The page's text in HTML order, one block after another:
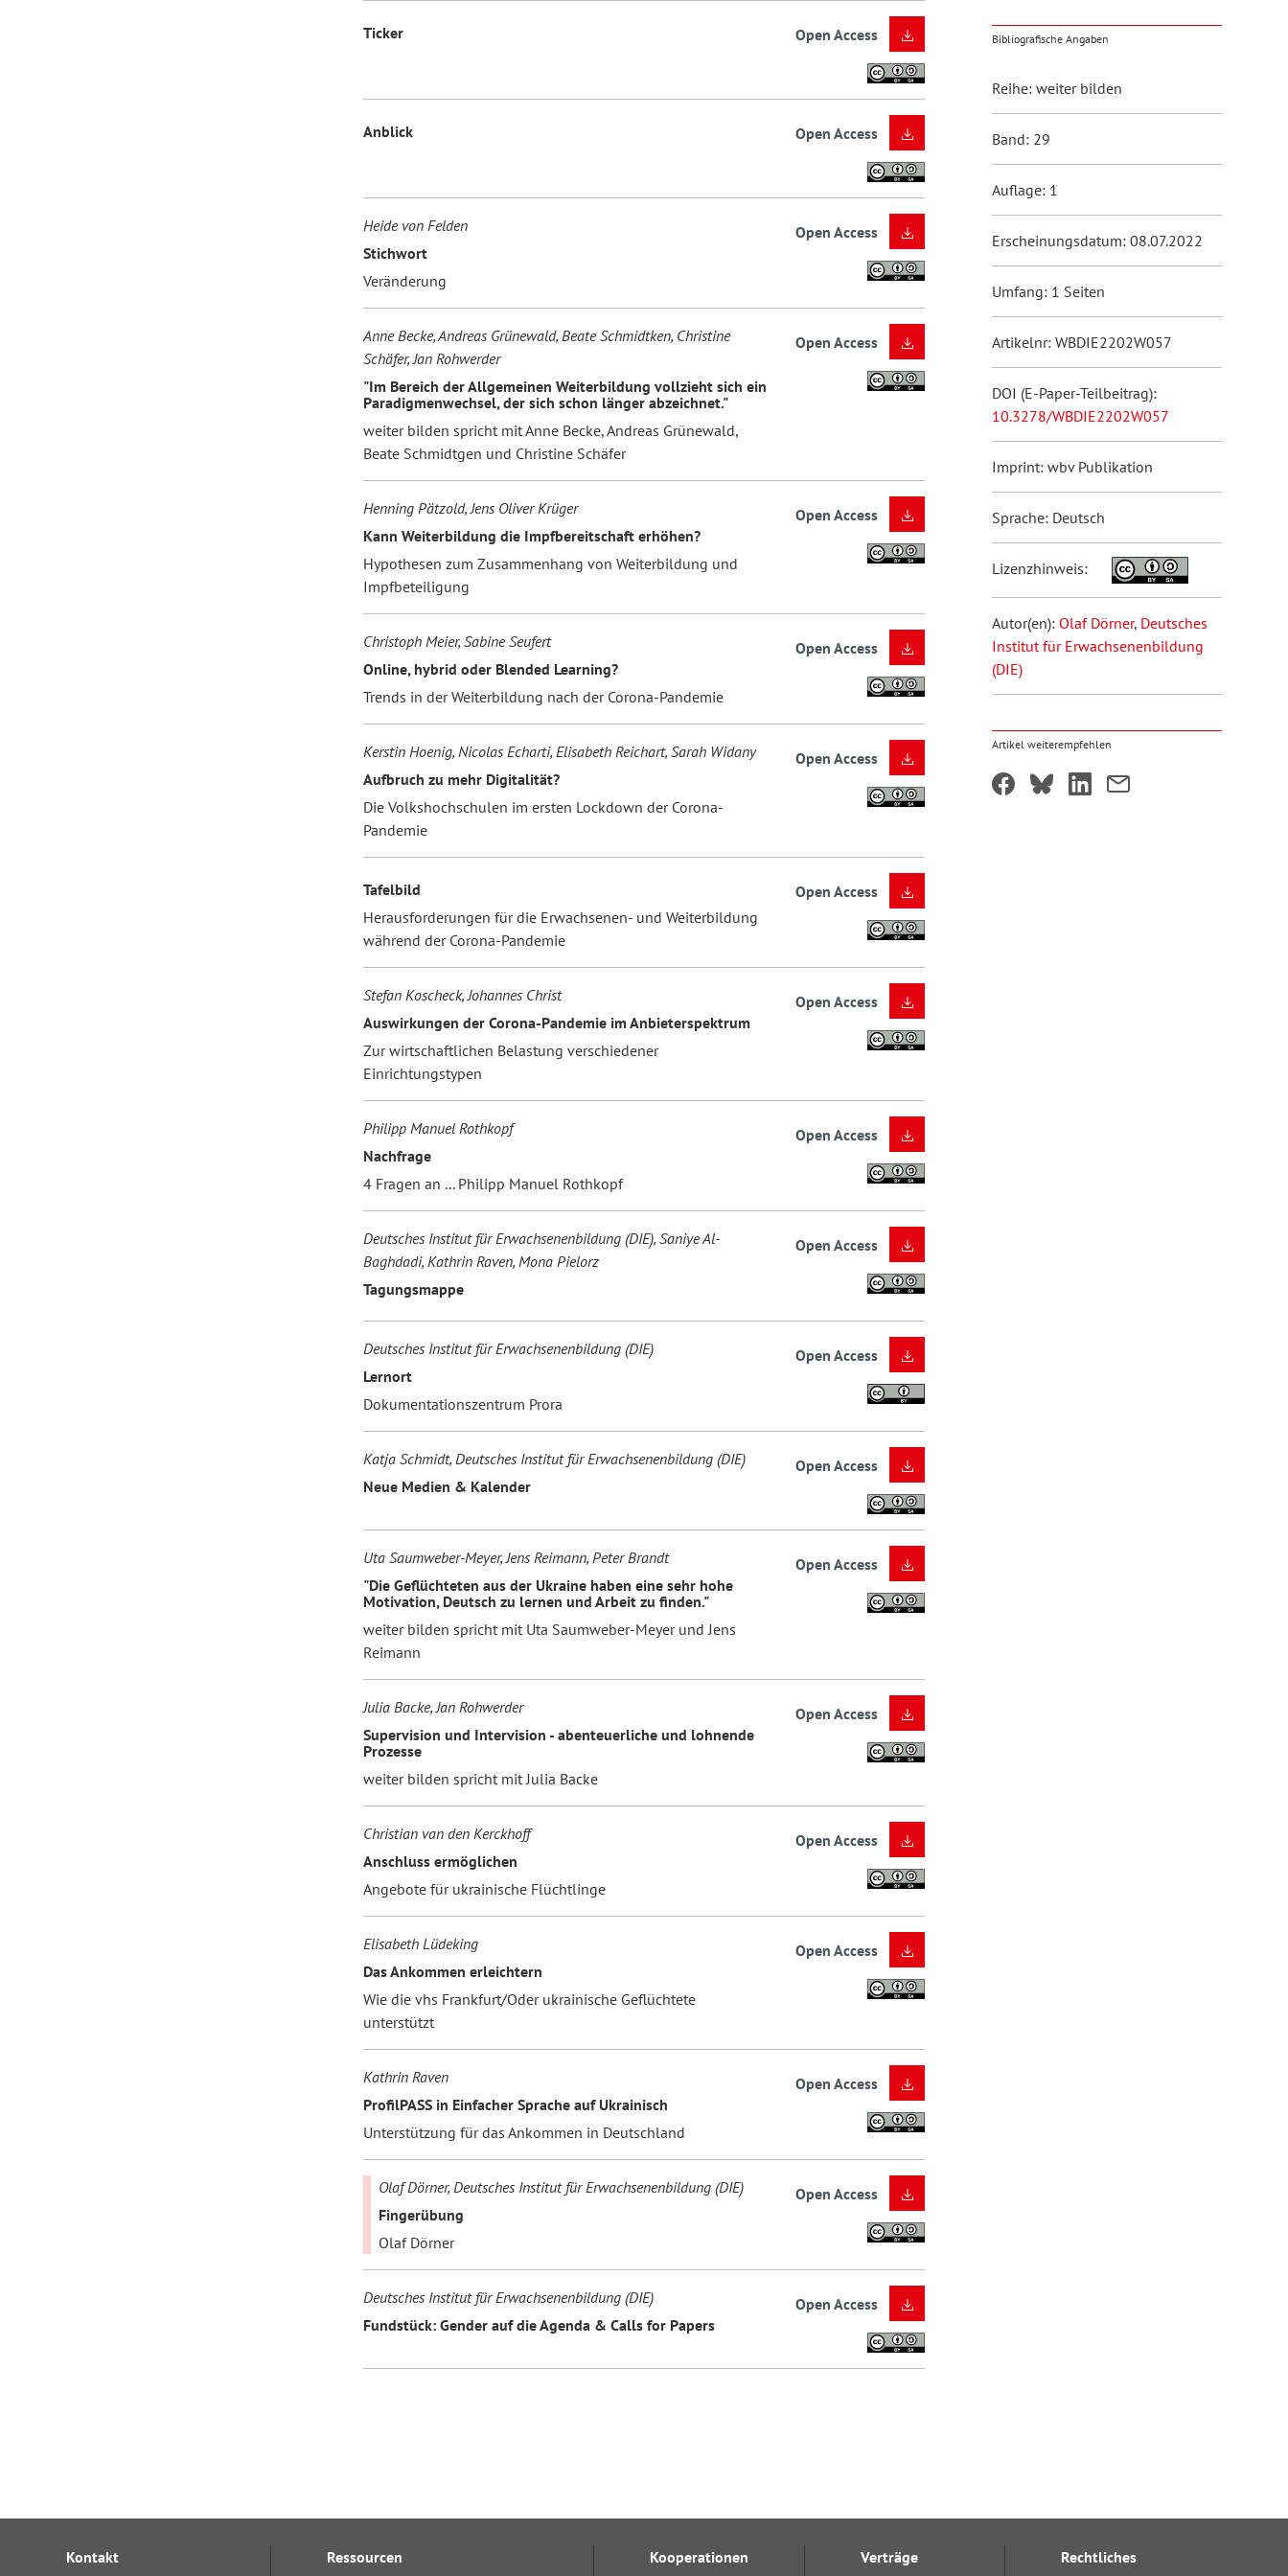
Ticker Open Access
Anblick Open Access
Heide von Felden
Stichwort
Veränderung
Open Access
Anne Becke, Andreas Grünewald, Beate Schmidtken, Christine
Schäfer, Jan Rohwerder
"Im Bereich der Allgemeinen Weiterbildung vollzieht sich ein
Paradigmenwechsel, der sich schon länger abzeichnet."
weiter bilden spricht mit Anne Becke, Andreas Grünewald,
Beate Schmidtgen und Christine Schäfer
Open Access
Henning Pätzold, Jens Oliver Krüger
Kann Weiterbildung die Impfbereitschaft erhöhen?
Hypothesen zum Zusammenhang von Weiterbildung und
Impfbeteiligung
Open Access
Christoph Meier, Sabine Seufert
Online, hybrid oder Blended Learning?
Trends in der Weiterbildung nach der Corona-Pandemie
Open Access
Kerstin Hoenig, Nicolas Echarti, Elisabeth Reichart, Sarah Widany
Aufbruch zu mehr Digitalität?
Die Volkshochschulen im ersten Lockdown der Corona-
Pandemie
Open Access
Tafelbild
Herausforderungen für die Erwachsenen- und Weiterbildung
während der Corona-Pandemie
Open Access
Stefan Koscheck, Johannes Christ
Auswirkungen der Corona-Pandemie im Anbieterspektrum
Zur wirtschaftlichen Belastung verschiedener
Einrichtungstypen
Open Access
Philipp Manuel Rothkopf
Nachfrage
4 Fragen an ... Philipp Manuel Rothkopf
Open Access
Deutsches Institut für Erwachsenenbildung (DIE), Saniye Al-
Baghdadi, Kathrin Raven, Mona Pielorz
Tagungsmappe
Open Access
Deutsches Institut für Erwachsenenbildung (DIE)
Lernort
Dokumentationszentrum Prora
Open Access
Katja Schmidt, Deutsches Institut für Erwachsenenbildung (DIE)
Neue Medien & Kalender
Open Access
Uta Saumweber-Meyer, Jens Reimann, Peter Brandt
"Die Geflüchteten aus der Ukraine haben eine sehr hohe
Motivation, Deutsch zu lernen und Arbeit zu finden."
weiter bilden spricht mit Uta Saumweber-Meyer und Jens
Reimann
Open Access
Julia Backe, Jan Rohwerder
Supervision und Intervision - abenteuerliche und lohnende
Prozesse
weiter bilden spricht mit Julia Backe
Open Access
Christian van den Kerckhoff
Anschluss ermöglichen
Angebote für ukrainische Flüchtlinge
Open Access
Elisabeth Lüdeking
Das Ankommen erleichtern
Wie die vhs Frankfurt/Oder ukrainische Geflüchtete
unterstützt
Open Access
Kathrin Raven
ProfilPASS in Einfacher Sprache auf Ukrainisch
Unterstützung für das Ankommen in Deutschland
Open Access
Olaf Dörner, Deutsches Institut für Erwachsenenbildung (DIE)
Fingerübung
Olaf Dörner
Open Access
Deutsches Institut für Erwachsenenbildung (DIE)
Fundstück: Gender auf die Agenda & Calls for Papers
Open Access
Bibliografische Angaben
Reihe: weiter bilden
Band: 29
Auflage: 1
Erscheinungsdatum: 08.07.2022
Umfang: 1 Seiten
Artikelnr: WBDIE2202W057
DOI (E-Paper-Teilbeitrag):
10.3278/WBDIE2202W057
Imprint: wbv Publikation
Sprache: Deutsch
Lizenzhinweis:
Autor(en): Olaf Dörner, Deutsches
Institut für Erwachsenenbildung
(DIE)
Artikel weiterempfehlen
Kontakt Ressourcen Kooperationen Verträge Rechtliches